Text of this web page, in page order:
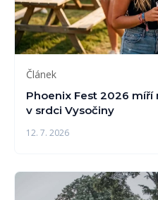
Článek
Phoenix Fest 2026 míří
v srdci Vysočiny
12. 7. 2026